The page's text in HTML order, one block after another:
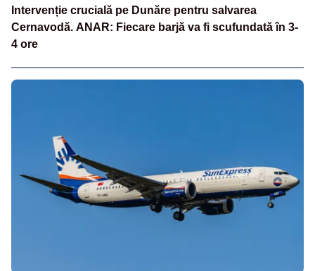
Intervenție crucială pe Dunăre pentru salvarea
Cernavodă. ANAR: Fiecare barjă va fi scufundată în 3-
4 ore